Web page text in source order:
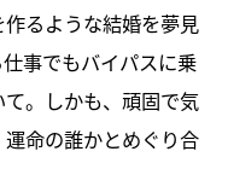
るような結婚を夢見
事でもバイパスに乗
。しかも、頑固で気
命の誰かとめぐり合